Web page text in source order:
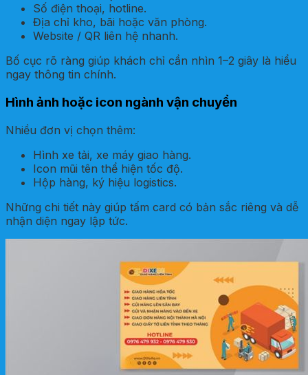
Số điện thoại, hotline.
Địa chỉ kho, bãi hoặc văn phòng.
Website / QR liên hệ nhanh.
Bố cục rõ ràng giúp khách chỉ cần nhìn 1–2 giây là hiểu
ngay thông tin chính.
Hình ảnh hoặc icon ngành vận chuyển
Nhiều đơn vị chọn thêm:
Hình xe tải, xe máy giao hàng.
Icon mũi tên thể hiện tốc độ.
Hộp hàng, ký hiệu logistics.
Những chi tiết này giúp tấm card có bản sắc riêng và dễ
nhận diện ngay lập tức.